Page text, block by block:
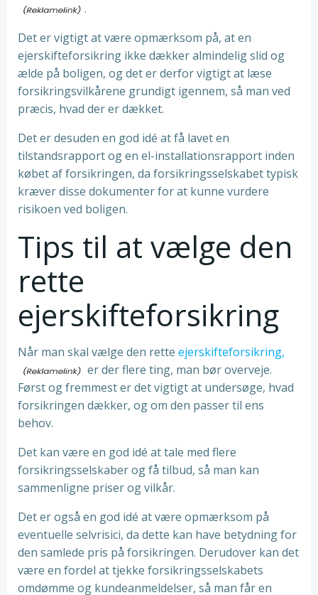
.
Det er vigtigt at være opmærksom på, at en
ejerskifteforsikring ikke dækker almindelig slid og
ælde på boligen, og det er derfor vigtigt at læse
forsikringsvilkårene grundigt igennem, så man ved
præcis, hvad der er dækket.
Det er desuden en god idé at få lavet en
tilstandsrapport og en el-installationsrapport inden
købet af forsikringen, da forsikringsselskabet typisk
kræver disse dokumenter for at kunne vurdere
risikoen ved boligen.
Tips til at vælge den
rette
ejerskifteforsikring
Når man skal vælge den rette ejerskifteforsikring,
er der flere ting, man bør overveje.
Først og fremmest er det vigtigt at undersøge, hvad
forsikringen dækker, og om den passer til ens
behov.
Det kan være en god idé at tale med flere
forsikringsselskaber og få tilbud, så man kan
sammenligne priser og vilkår.
Det er også en god idé at være opmærksom på
eventuelle selvrisici, da dette kan have betydning for
den samlede pris på forsikringen. Derudover kan det
være en fordel at tjekke forsikringsselskabets
omdømme og kundeanmeldelser, så man får en